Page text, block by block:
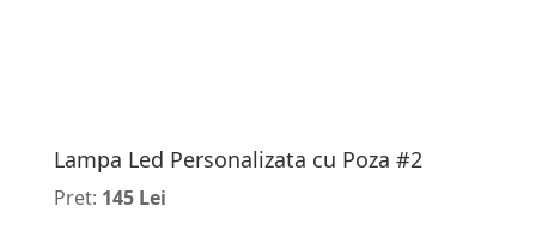
Lampa Led Personalizata cu Poza #2
Pret: 145 Lei